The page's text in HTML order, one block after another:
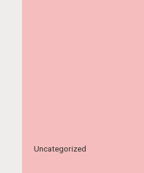
Uncategorized